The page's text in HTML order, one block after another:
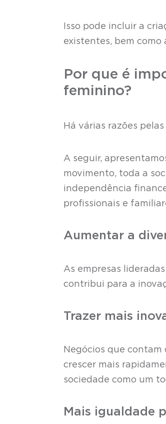
Isso pode incluir a
existentes, bem como
Por que é
feminino?
Há várias razões
A seguir,
movimento, toda a
independência
profissionais e
Aumentar a
As empresas
contribui para a
Trazer mais
Negócios que
crescer mais
sociedade como um
Mais igualdade